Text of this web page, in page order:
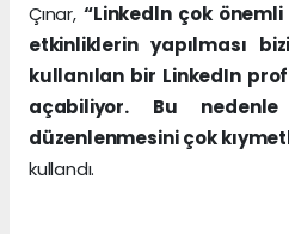
Çınar,“Linkedln çok
etkinliklerin yapılması
kullanılan bir LinkedIn
açabiliyor. Bu
düzenlenmesini çok
kullandı.